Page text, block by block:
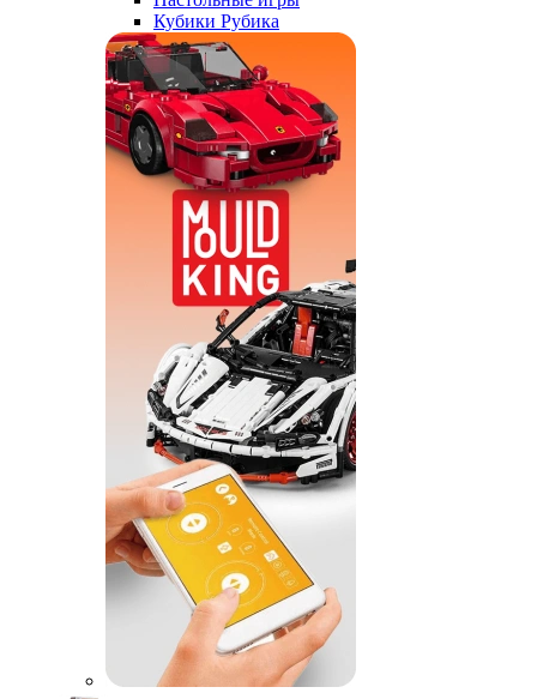
Кубики Рубика